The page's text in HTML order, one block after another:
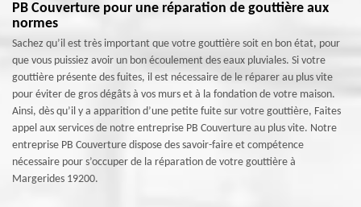
PB Couverture pour une réparation de gouttière aux
normes
Sachez qu’il est très important que votre gouttière soit en bon état, pour
que vous puissiez avoir un bon écoulement des eaux pluviales. Si votre
gouttière présente des fuites, il est nécessaire de le réparer au plus vite
pour éviter de gros dégâts à vos murs et à la fondation de votre maison.
Ainsi, dès qu’il y a apparition d’une petite fuite sur votre gouttière, Faites
appel aux services de notre entreprise PB Couverture au plus vite. Notre
entreprise PB Couverture dispose des savoir-faire et compétence
nécessaire pour s’occuper de la réparation de votre gouttière à
Margerides 19200.